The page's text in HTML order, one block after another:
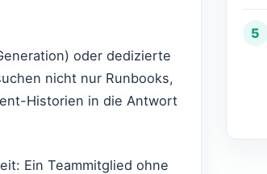
oder dedizierte
nicht nur Runbooks,
Historien in die Antwort
Ein Teammitglied ohne
5